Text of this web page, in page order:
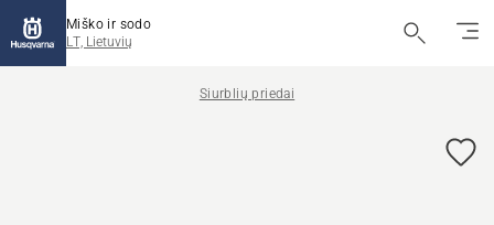
Miško ir sodo
LT, Lietuvių
Siurblių priedai